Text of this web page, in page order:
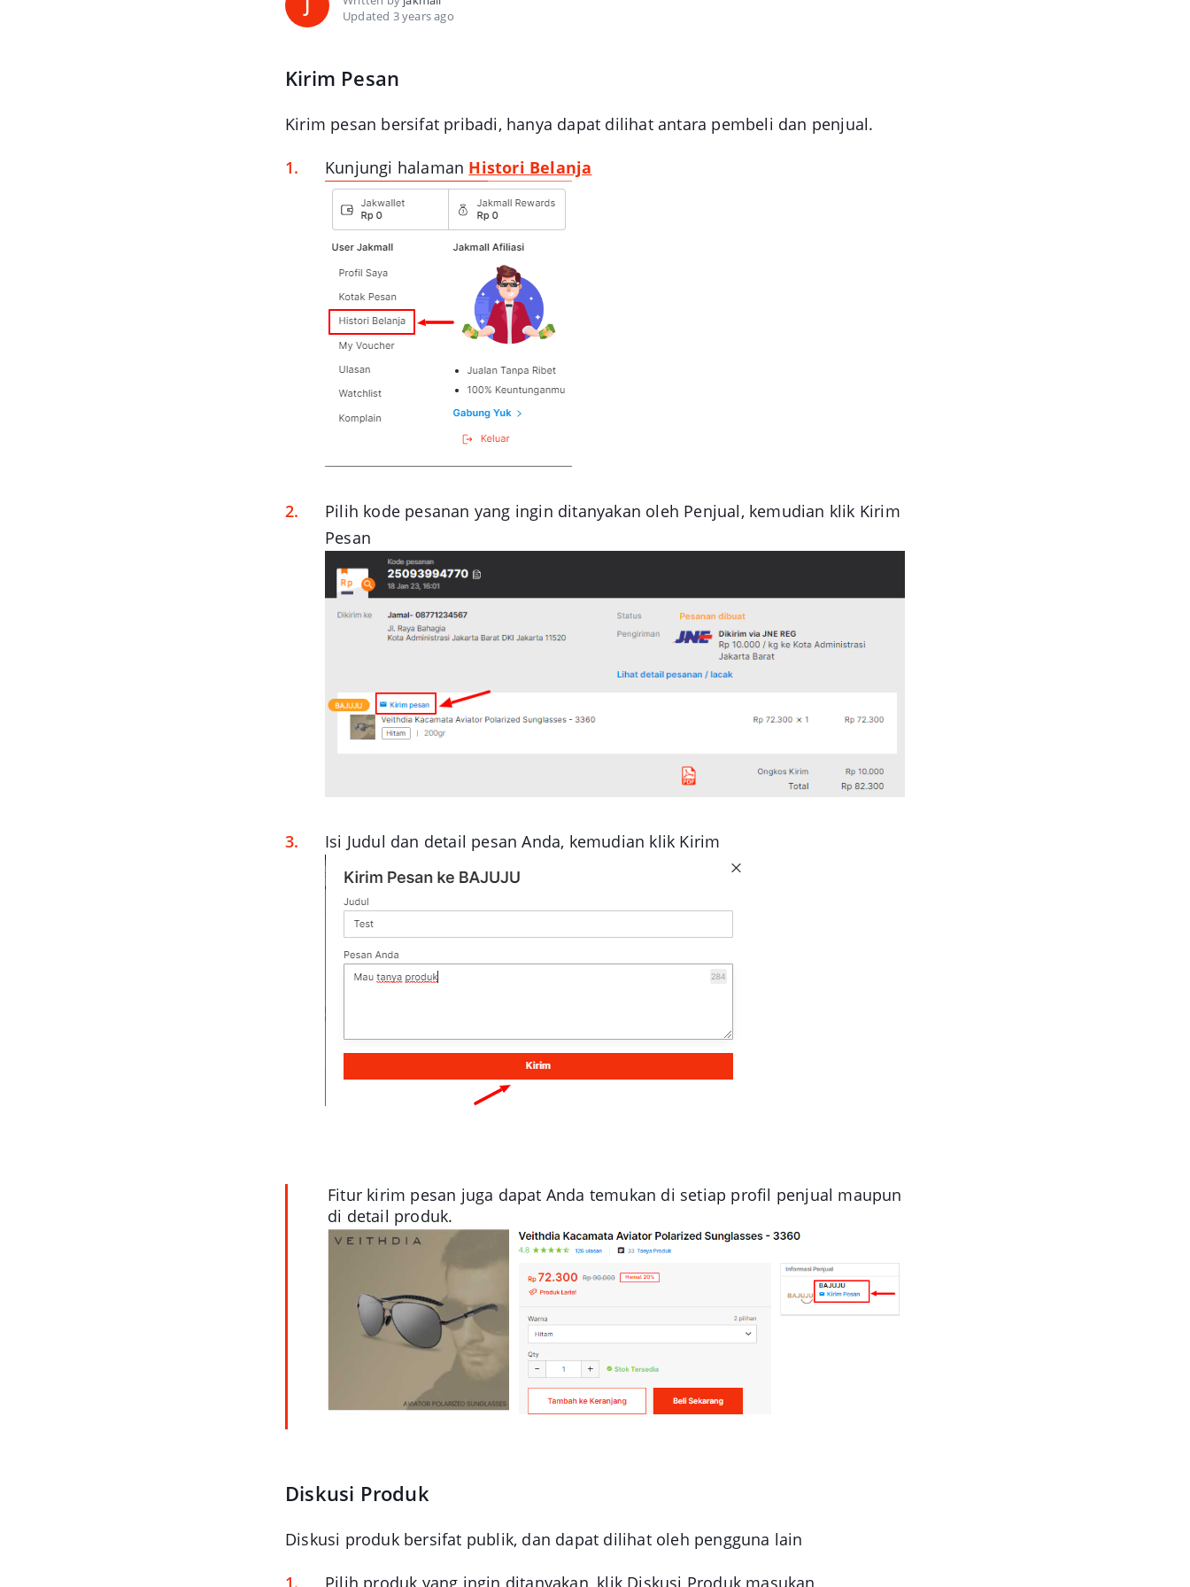
J
Updated 3 years ago
Kirim Pesan
Kirim pesan bersifat pribadi, hanya dapat dilihat antara pembeli dan penjual.
Kunjungi halaman Histori Belanja
Pilih kode pesanan yang ingin ditanyakan oleh Penjual, kemudian klik Kirim
Pesan
Isi Judul dan detail pesan Anda, kemudian klik Kirim
Fitur kirim pesan juga dapat Anda temukan di setiap profil penjual maupun
di detail produk.
Diskusi Produk
Diskusi produk bersifat publik, dan dapat dilihat oleh pengguna lain
Pilih produk yang ingin ditanyakan, klik Diskusi Produk masukan